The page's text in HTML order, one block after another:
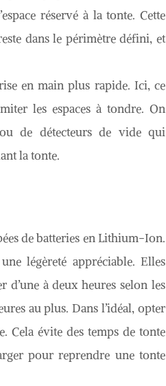
réservé à la tonte. Cette
dans le périmètre défini, et
en main plus rapide. Ici, ce
les espaces à tondre. On
ou de détecteurs de vide qui
la tonte.
de batteries en Lithium-Ion.
légèreté appréciable. Elles
à deux heures selon les
au plus. Dans l’idéal, opter
Cela évite des temps de tonte
pour reprendre une tonte